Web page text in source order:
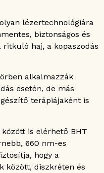
lézertechnológiára
biztonságos és
haj, a kopaszodás
alkalmazzák
esetén, de más
terápiájaként is
is elérhető BHT
660 nm-es
hogy a
között, diszkréten és